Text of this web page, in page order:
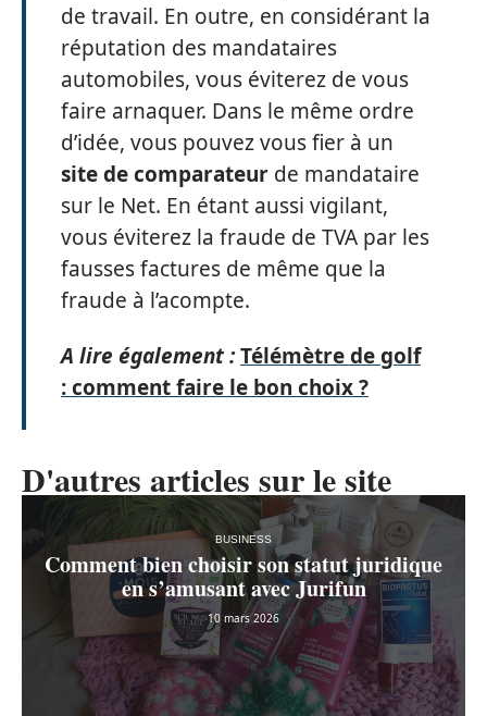
de travail. En outre, en considérant la
réputation des mandataires
automobiles, vous éviterez de vous
faire arnaquer. Dans le même ordre
d’idée, vous pouvez vous fier à un
site de comparateur de mandataire
sur le Net. En étant aussi vigilant,
vous éviterez la fraude de TVA par les
fausses factures de même que la
fraude à l’acompte.
A lire également :Télémètre de golf
: comment faire le bon choix ?
D'autres articles sur le site
BUSINESS
Comment bien choisir son statut juridique
en s’amusant avec Jurifun
10 mars 2026